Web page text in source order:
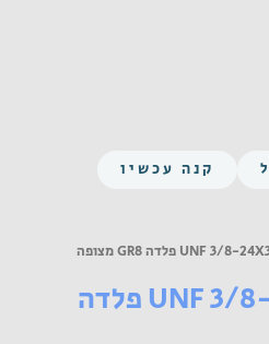
קנה עכשיו
משושה UNF 3/8-24X3/4 פלדה